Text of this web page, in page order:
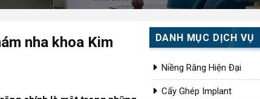
nha khoa Kim
DANH MỤC DỊCH VỤ
Niềng Răng Hiện Đại
Cấy Ghép Implant